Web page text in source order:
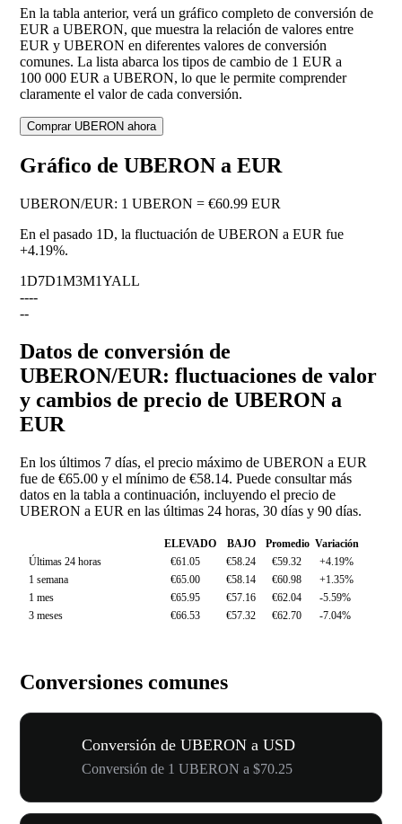
En la tabla anterior, verá un gráfico completo de conversión de
EUR a UBERON, que muestra la relación de valores entre
EUR y UBERON en diferentes valores de conversión
comunes. La lista abarca los tipos de cambio de 1 EUR a
100 000 EUR a UBERON, lo que le permite comprender
claramente el valor de cada conversión.
Comprar UBERON ahora
Gráfico de UBERON a EUR
UBERON/EUR: 1 UBERON = €60.99 EUR
En el pasado 1D, la fluctuación de UBERON a EUR fue
+4.19%.
1D7D1M3M1YALL
----
--
Datos de conversión de
UBERON/EUR: fluctuaciones de valor
y cambios de precio de UBERON a
EUR
En los últimos 7 días, el precio máximo de UBERON a EUR
fue de €65.00 y el mínimo de €58.14. Puede consultar más
datos en la tabla a continuación, incluyendo el precio de
UBERON a EUR en las últimas 24 horas, 30 días y 90 días.
ELEVADO BAJO Promedio Variación
Últimas 24 horas
€61.05 €58.24 €59.32
+4.19%
1 semana
€65.00 €58.14 €60.98
+1.35%
1 mes
€65.95 €57.16 €62.04
-5.59%
3 meses
€66.53 €57.32 €62.70 -7.04%
Conversiones comunes
Conversión de UBERON a USD
Conversión de 1 UBERON a $70.25